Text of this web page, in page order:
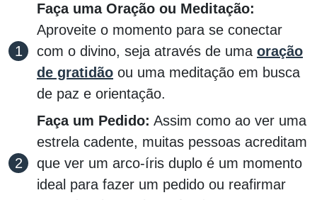
Faça uma Oração ou Meditação:
Aproveite o momento para se conectar
com o divino, seja através de uma oração
de gratidão ou uma meditação em busca
de paz e orientação.
Faça um Pedido: Assim como ao ver uma
estrela cadente, muitas pessoas acreditam
que ver um arco-íris duplo é um momento
ideal para fazer um pedido ou reafirmar